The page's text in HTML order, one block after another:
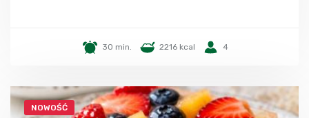
30 min. 2216 kcal 4
NOWOŚĆ